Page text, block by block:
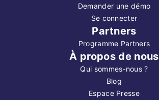
Demander une démo
Se connecter
Partners
Programme Partners
À propos de nous
Qui sommes-nous ?
Blog
Espace Presse